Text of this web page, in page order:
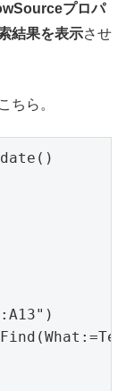
プロパ
結果を表示させ
ちら。